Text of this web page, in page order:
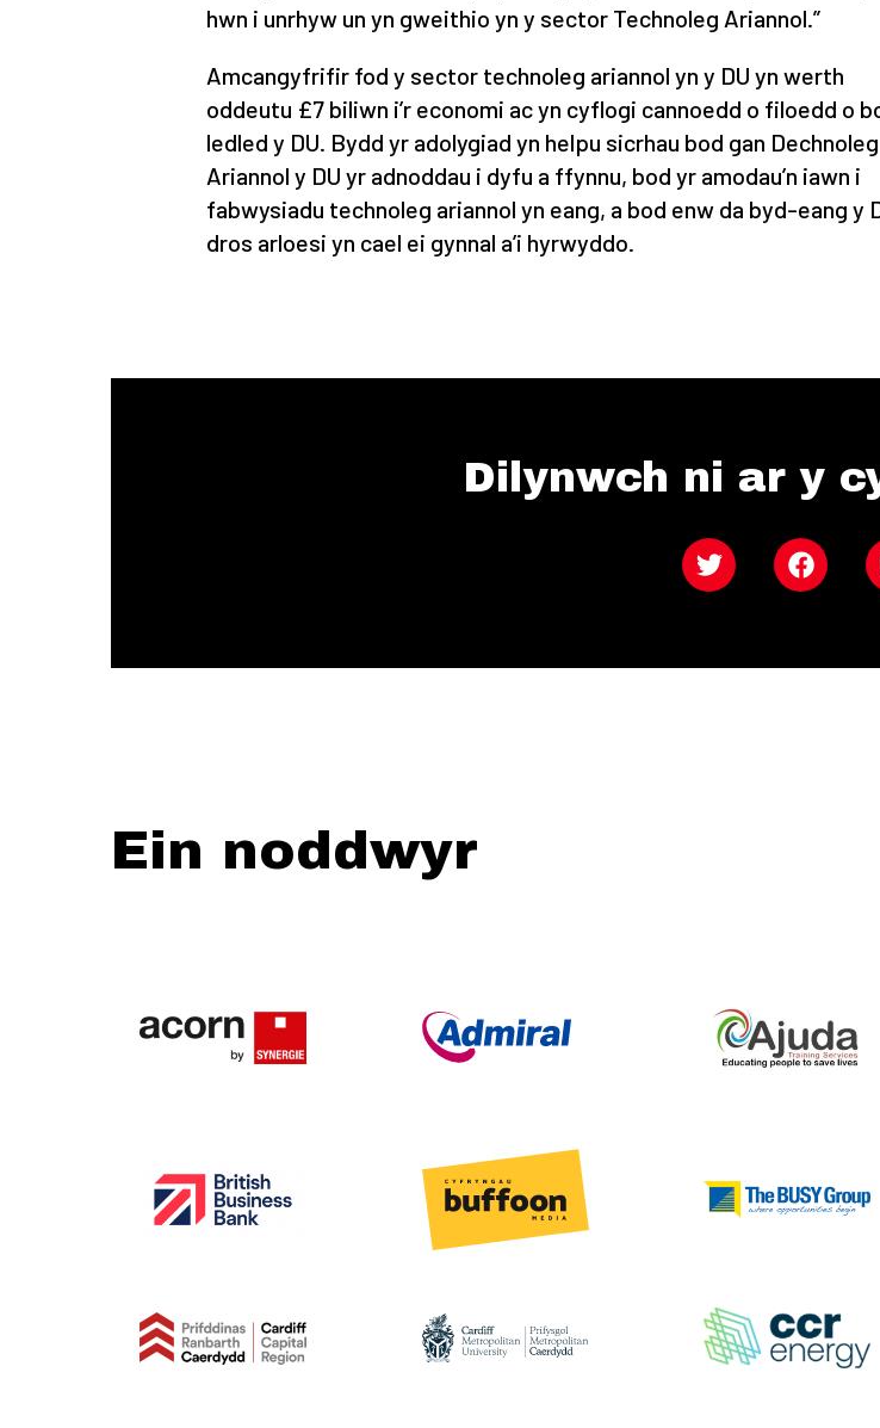
hwn i unrhyw un yn gweithio yn y sector Technoleg Ariannol.”
Amcangyfrifir fod y sector technoleg ariannol yn y DU yn werth
oddeutu £7 biliwn i’r economi ac yn cyflogi cannoedd o filoedd o
ledled y DU. Bydd yr adolygiad yn helpu sicrhau bod gan Dechnoleg
Ariannol y DU yr adnoddau i dyfu a ffynnu, bod yr amodau’n iawn i
fabwysiadu technoleg ariannol yn eang, a bod enw da byd-eang y
dros arloesi yn cael ei gynnal a’i hyrwyddo.
Dilynwch ni ar y
Twitter
Ein noddwyr